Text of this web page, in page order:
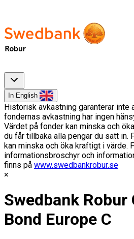
In English
Historisk avkastning garanterar inte
fondernas avkastning har ingen
Värdet på fonder kan minska och
du får tillbaka alla pengar du satt in.
kan minska och öka kraftigt i värde.
informationsbroschyr och
finns på www.swedbankrobur.se
Swedbank Robur
Bond Europe C